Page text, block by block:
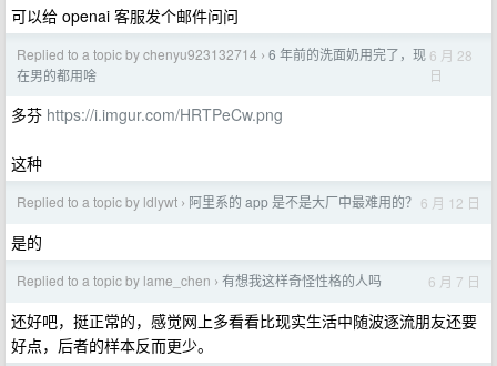
可以给 openai 客服发个邮件问问
Replied to a topic by chenyu923132714 › 6 年前的洗面奶用完了，现
在男的都用啥
6 月 28
日
多芬 https://i.imgur.com/HRTPeCw.png
这种
Replied to a topic by ldlywt › 阿里系的 app 是不是大厂中最难用的？ 6 月 12 日
是的
Replied to a topic by lame_chen › 有想我这样奇怪性格的人吗 6 月 7 日
还好吧，挺正常的，感觉网上多看看比现实生活中随波逐流朋友还要
好点，后者的样本反而更少。